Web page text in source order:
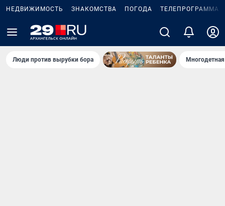
НЕДВИЖИМОСТЬ ЗНАКОМСТВА ПОГОДА ТЕЛЕПРОГРАММА
Люди против вырубки бора